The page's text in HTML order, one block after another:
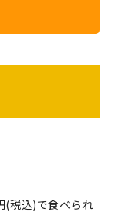
(税込)で食べられ